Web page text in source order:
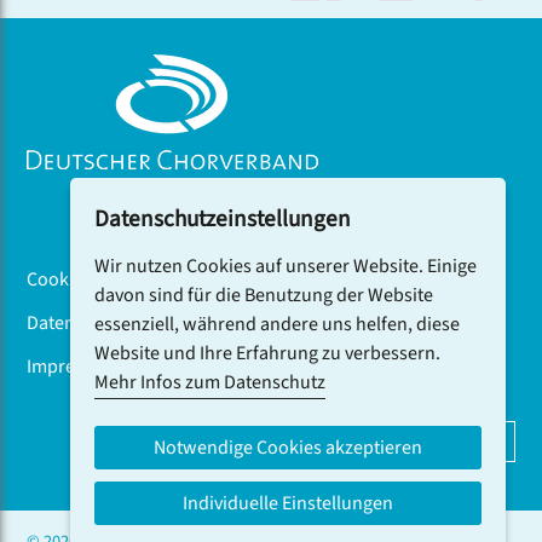
Cookiebanner
Datenschutz
Impressum
DCV-NEWSLETTER ABONNIEREN
Datenschutzeinstellungen
Wir nutzen Cookies auf unserer Website. Einige
davon sind für die Benutzung der Website
essenziell, während andere uns helfen, diese
Website und Ihre Erfahrung zu verbessern.
Mehr Infos zum Datenschutz
Notwendige Cookies akzeptieren
Individuelle Einstellungen